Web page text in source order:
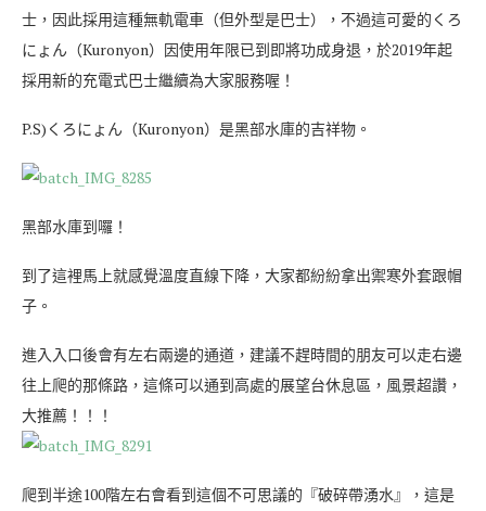
士，因此採用這種無軌電車（但外型是巴士），不過這可愛的くろ
にょん（Kuronyon）因使用年限已到即將功成身退，於2019年起
採用新的充電式巴士繼續為大家服務喔！
P.S)くろにょん（Kuronyon）是黑部水庫的吉祥物。
黑部水庫到囉！
到了這裡馬上就感覺溫度直線下降，大家都紛紛拿出禦寒外套跟帽
子。
進入入口後會有左右兩邊的通道，建議不趕時間的朋友可以走右邊
往上爬的那條路，這條可以通到高處的展望台休息區，風景超讚，
大推薦！！！
爬到半途100階左右會看到這個不可思議的『破碎帶湧水』，這是